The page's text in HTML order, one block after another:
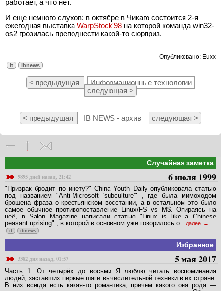
работает, а что нет.
И еще немного слухов: в октябре в Чикаго состоится 2-я
ежегодная выставка WarpStock'98 на которой команда win32-
os2 грозилась преподнести какой-то сюрприз.
Опубликовано: Euxx
it ibnews
< предыдущая
Информационные технологии
следующая >
< предыдущая IB NEWS - архив следующая >
Случайная заметка
9895 дней назад, 21:42
6 июля 1999
"Призрак бродит по инету?" China Youth Daily опубликовала статью
под названием "Anti-Microsoft 'subculture'" , где была мимоходом
брошена фраза о крестьянском восстании, а в остальном это было
самое обычное противопоставление Linux/FS vs M$. Опираясь на
неё, в Salon Magazine написали статью "Linux is like a Chinese
peasant uprising" , в которой в основном уже говорилось о
...далее
it ibnews
Избранное
3382 дня назад, 01:57
5 мая 2017
Часть 1: От четырёх до восьми Я люблю читать воспоминания
людей, заставших первые шаги вычислительной техники в их стране.
В них всегда есть какая-то романтика, причём какого она рода —